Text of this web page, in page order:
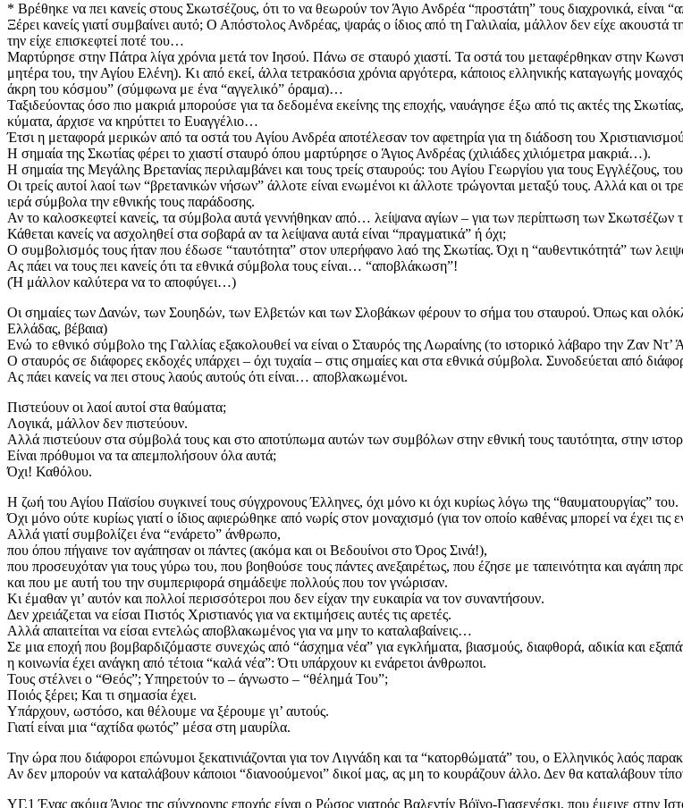
* Βρέθηκε να πει κανείς στους Σκωτσέζους, ότι το να θεωρούν τον Άγιο Ανδρέα “προστάτη” τους διαχρονικά, είναι
Ξέρει κανείς γιατί συμβαίνει αυτό; Ο Απόστολος Ανδρέας, ψαράς ο ίδιος από τη Γαλιλαία, μάλλον δεν είχε
την είχε επισκεφτεί ποτέ του…
Μαρτύρησε στην Πάτρα λίγα χρόνια μετά τον Ιησού. Πάνω σε σταυρό χιαστί. Τα οστά του μεταφέρθηκαν στην
μητέρα του, την Αγίου Ελένη). Κι από εκεί, άλλα τετρακόσια χρόνια αργότερα, κάποιος ελληνικής καταγωγής
άκρη του κόσμου” (σύμφωνα με ένα “αγγελικό” όραμα)…
Ταξιδεύοντας όσο πιο μακριά μπορούσε για τα δεδομένα εκείνης της εποχής, ναυάγησε έξω από τις ακτές της
κύματα, άρχισε να κηρύττει το Ευαγγέλιο…
Έτσι η μεταφορά μερικών από τα οστά του Αγίου Ανδρέα αποτέλεσαν τον αφετηρία για τη διάδοση του
Η σημαία της Σκωτίας φέρει το χιαστί σταυρό όπου μαρτύρησε ο Άγιος Ανδρέας (χιλιάδες χιλιόμετρα μακριά…).
Η σημαία της Μεγάλης Βρετανίας περιλαμβάνει και τους τρείς σταυρούς: του Αγίου Γεωργίου για τους Εγγλέζους,
Οι τρείς αυτοί λαοί των “βρετανικών νήσων” άλλοτε είναι ενωμένοι κι άλλοτε τρώγονται μεταξύ τους. Αλλά και οι
ιερά σύμβολα την εθνικής τους παράδοσης.
Αν το καλοσκεφτεί κανείς, τα σύμβολα αυτά γεννήθηκαν από… λείψανα αγίων – για των περίπτωση των Σκωτσέζων
Κάθεται κανείς να ασχοληθεί στα σοβαρά αν τα λείψανα αυτά είναι “πραγματικά” ή όχι;
Ο συμβολισμός τους ήταν που έδωσε “ταυτότητα” στον υπερήφανο λαό της Σκωτίας. Όχι η “αυθεντικότητά” των
Ας πάει να τους πει κανείς ότι τα εθνικά σύμβολα τους είναι… “αποβλάκωση”!
(Ή μάλλον καλύτερα να το αποφύγει…)
Οι σημαίες των Δανών, των Σουηδών, των Ελβετών και των Σλοβάκων φέρουν το σήμα του σταυρού. Όπως και
Ελλάδας, βέβαια)
Ενώ το εθνικό σύμβολο της Γαλλίας εξακολουθεί να είναι ο Σταυρός της Λωραίνης (το ιστορικό λάβαρο την Ζαν Ντ’
Ο σταυρός σε διάφορες εκδοχές υπάρχει – όχι τυχαία – στις σημαίες και στα εθνικά σύμβολα. Συνοδεύεται από
Ας πάει κανείς να πει στους λαούς αυτούς ότι είναι… αποβλακωμένοι.
Πιστεύουν οι λαοί αυτοί στα θαύματα;
Λογικά, μάλλον δεν πιστεύουν.
Αλλά πιστεύουν στα σύμβολά τους και στο αποτύπωμα αυτών των συμβόλων στην εθνική τους ταυτότητα, στην
Είναι πρόθυμοι να τα απεμπολήσουν όλα αυτά;
Όχι! Καθόλου.
Η ζωή του Αγίου Παϊσίου συγκινεί τους σύγχρονους Έλληνες, όχι μόνο κι όχι κυρίως λόγω της “θαυματουργίας” του.
Όχι μόνο ούτε κυρίως γιατί ο ίδιος αφιερώθηκε από νωρίς στον μοναχισμό (για τον οποίο καθένας μπορεί να έχει τις
Αλλά γιατί συμβολίζει ένα “ενάρετο” άνθρωπο,
που όπου πήγαινε τον αγάπησαν οι πάντες (ακόμα και οι Βεδουίνοι στο Όρος Σινά!),
που προσευχόταν για τους γύρω του, που βοηθούσε τους πάντες ανεξαιρέτως, που έζησε με ταπεινότητα και αγάπη
και που με αυτή του την συμπεριφορά σημάδεψε πολλούς που τον γνώρισαν.
Κι έμαθαν γι’ αυτόν και πολλοί περισσότεροι που δεν είχαν την ευκαιρία να τον συναντήσουν.
Δεν χρειάζεται να είσαι Πιστός Χριστιανός για να εκτιμήσεις αυτές τις αρετές.
Αλλά απαιτείται να είσαι εντελώς αποβλακωμένος για να μην το καταλαβαίνεις…
Σε μια εποχή που βομβαρδιζόμαστε συνεχώς από “άσχημα νέα” για εγκλήματα, βιασμούς, διαφθορά, αδικία και
η κοινωνία έχει ανάγκη από τέτοια “καλά νέα”: Ότι υπάρχουν κι ενάρετοι άνθρωποι.
Τους στέλνει ο “Θεός”; Υπηρετούν το – άγνωστο – “θέλημά Του”;
Ποιός ξέρει; Και τι σημασία έχει.
Υπάρχουν, ωστόσο, και θέλουμε να ξέρουμε γι’ αυτούς.
Γιατί είναι μια “αχτίδα φωτός” μέσα στη μαυρίλα.
Την ώρα που διάφοροι επώνυμοι ξεκατινιάζονται για τον Λιγνάδη και τα “κατορθώματά” του, ο Ελληνικός λαός
Αν δεν μπορούν να καταλάβουν κάποιοι “διανοούμενοι” δικοί μας, ας μη το κουράζουν άλλο. Δεν θα καταλάβουν
ΥΓ.1 Ένας ακόμα Άγιος της σύγχρονης εποχής είναι ο Ρώσος γιατρός Βαλεντίν Βόϊνο-Γιασενέσκι, που έμεινε στην